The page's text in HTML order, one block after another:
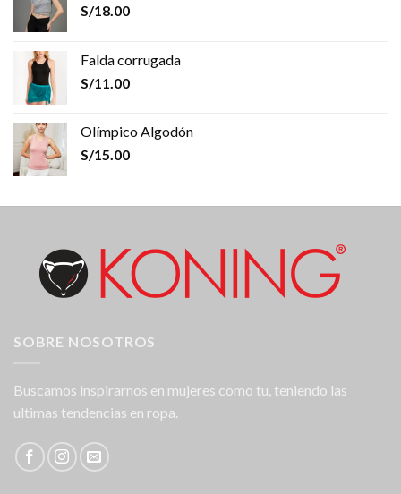
S/18.00
Falda corrugada
S/11.00
Olímpico Algodón
S/15.00
SOBRE NOSOTROS
Buscamos inspirarnos en mujeres como tu, teniendo las
ultimas tendencias en ropa.